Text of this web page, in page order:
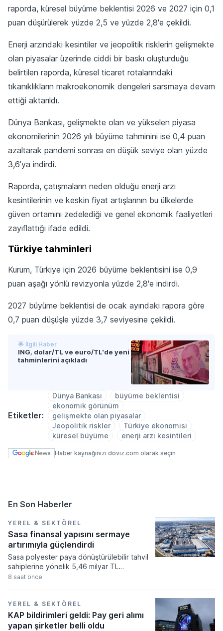
raporda, küresel büyüme beklentisi 2026 ve 2027 için 0,1
puan düşürülerek yüzde 2,5 ve yüzde 2,8'e çekildi.
Enerji arzındaki kesintiler ve jeopolitik risklerin gelişmekte
olan piyasalar üzerinde ciddi bir baskı oluşturduğu
belirtilen raporda, küresel ticaret rotalarındaki
tıkanıklıkların makroekonomik dengeleri sarsmaya devam
ettiği aktarıldı.
Dünya Bankası, gelişmekte olan ve yükselen piyasa
ekonomilerinin 2026 yılı büyüme tahminini ise 0,4 puan
azaltarak pandemi sonrası en düşük seviye olan yüzde
3,6’ya indirdi.
Raporda, çatışmaların neden olduğu enerji arzı
kesintilerinin ve keskin fiyat artışlarının bu ülkelerde
güven ortamını zedelediği ve genel ekonomik faaliyetleri
zayıflattığı ifade edildi.
Türkiye tahminleri
Kurum, Türkiye için 2026 büyüme beklentisini ise 0,9
puan aşağı yönlü revizyonla yüzde 2,8'e indirdi.
2027 büyüme beklentisi de ocak ayındaki rapora göre
0,7 puan düşüşle yüzde 3,7 seviyesine çekildi.
🌟 İlgili Haber
ING, dolar/TL ve euro/TL'de yeni
tahminlerini açıkladı
Etiketler:
Dünya Bankası
büyüme beklentisi
ekonomik görünüm
gelişmekte olan piyasalar
Jeopolitik riskler
Türkiye ekonomisi
küresel büyüme
enerji arzı kesintileri
Haber kaynağınızı doviz.com olarak seçin
En Son Haberler
YEREL & SEKTÖREL
Sasa finansal yapısını sermaye
artırımıyla güçlendirdi
Sasa polyester paya dönüştürülebilir tahvil
sahiplerine yönelik 5,46 milyar TL
tutarındaki şarta bağlı sermaye artırımı
işlem neticesinde 52,5 milyar TL seviyesine
ulaşırken, yeni sermaye yapısı Ticaret Sicili
Gazetesi’nde ilan edilerek yürürlüğe girdi.
8 saat önce
YEREL & SEKTÖREL
KAP bildirimleri geldi: Pay geri alımı
yapan şirketler belli oldu